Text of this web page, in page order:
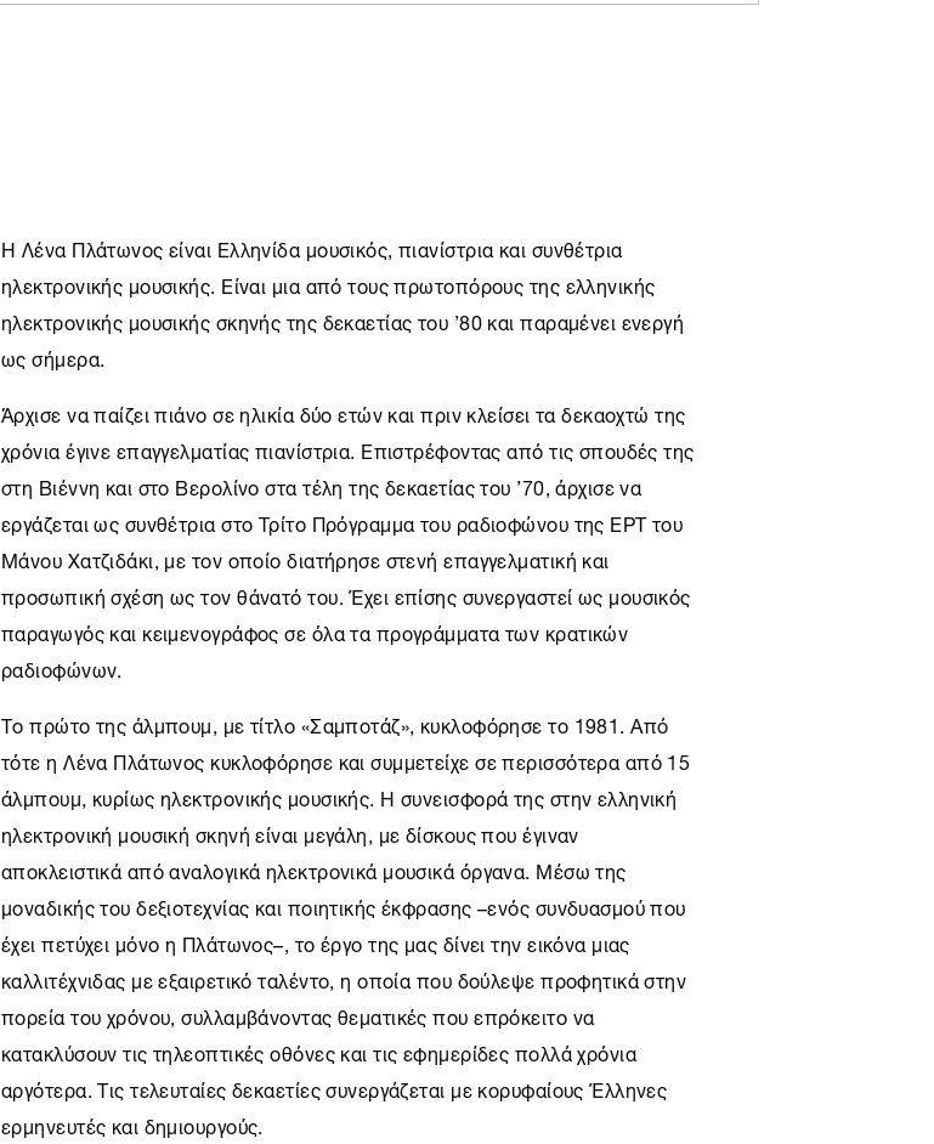
Η Λένα Πλάτωνος είναι Ελληνίδα μουσικός, πιανίστρια και συνθέτρια
ηλεκτρονικής μουσικής. Είναι μια από τους πρωτοπόρους της ελληνικής
ηλεκτρονικής μουσικής σκηνής της δεκαετίας του ’80 και παραμένει ενεργή
ως σήμερα.
Άρχισε να παίζει πιάνο σε ηλικία δύο ετών και πριν κλείσει τα δεκαοχτώ της
χρόνια έγινε επαγγελματίας πιανίστρια. Επιστρέφοντας από τις σπουδές της
στη Βιέννη και στο Βερολίνο στα τέλη της δεκαετίας του ’70, άρχισε να
εργάζεται ως συνθέτρια στο Τρίτο Πρόγραμμα του ραδιοφώνου της ΕΡΤ του
Μάνου Χατζιδάκι, με τον οποίο διατήρησε στενή επαγγελματική και
προσωπική σχέση ως τον θάνατό του. Έχει επίσης συνεργαστεί ως μουσικός
παραγωγός και κειμενογράφος σε όλα τα προγράμματα των κρατικών
ραδιοφώνων.
Το πρώτο της άλμπουμ, με τίτλο «Σαμποτάζ», κυκλοφόρησε το 1981. Από
τότε η Λένα Πλάτωνος κυκλοφόρησε και συμμετείχε σε περισσότερα από 15
άλμπουμ, κυρίως ηλεκτρονικής μουσικής. Η συνεισφορά της στην ελληνική
ηλεκτρονική μουσική σκηνή είναι μεγάλη, με δίσκους που έγιναν
αποκλειστικά από αναλογικά ηλεκτρονικά μουσικά όργανα. Μέσω της
μοναδικής του δεξιοτεχνίας και ποιητικής έκφρασης –ενός συνδυασμού που
έχει πετύχει μόνο η Πλάτωνος–, το έργο της μας δίνει την εικόνα μιας
καλλιτέχνιδας με εξαιρετικό ταλέντο, η οποία που δούλεψε προφητικά στην
πορεία του χρόνου, συλλαμβάνοντας θεματικές που επρόκειτο να
κατακλύσουν τις τηλεοπτικές οθόνες και τις εφημερίδες πολλά χρόνια
αργότερα. Τις τελευταίες δεκαετίες συνεργάζεται με κορυφαίους Έλληνες
ερμηνευτές και δημιουργούς.